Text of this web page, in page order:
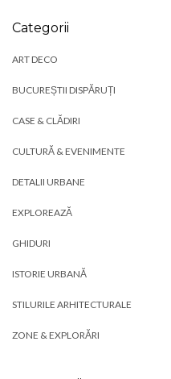
Categorii
ART DECO
BUCUREȘTII DISPĂRUȚI
CASE & CLĂDIRI
CULTURĂ & EVENIMENTE
DETALII URBANE
EXPLOREAZĂ
GHIDURI
ISTORIE URBANĂ
STILURILE ARHITECTURALE
ZONE & EXPLORĂRI